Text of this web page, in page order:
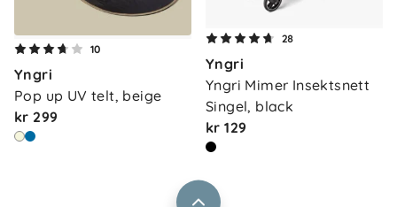
10
Yngri
Pop up UV telt, beige
kr 299
28
Yngri
Yngri Mimer Insektsnett
Singel, black
kr 129
Om oss
Våre butikker
Vårt samfunnsansvar
Jobbe i Barnas Hus
Kontakt oss
Frakt og levering
Retur og reklamasjon
Salgsbetingelser